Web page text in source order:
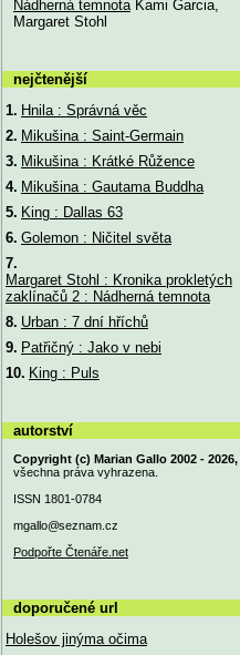
Nádherná temnotaKami Garcia,
Margaret Stohl
nejčtenější
1. Hnila : Správná věc
2. Mikušina : Saint-Germain
3. Mikušina : Krátké Růžence
4. Mikušina : Gautama Buddha
5. King : Dallas 63
6. Golemon : Ničitel světa
7.
Margaret Stohl : Kronika prokletých
zaklínačů 2 : Nádherná temnota
8. Urban : 7 dní hříchů
9. Patřičný : Jako v nebi
10. King : Puls
autorství
Copyright (c) Marian Gallo 2002 - 2026,
všechna práva vyhrazena.
ISSN 1801-0784
mgallo@seznam.cz
Podpořte Čtenáře.net
doporučené url
Holešov jinýma očima